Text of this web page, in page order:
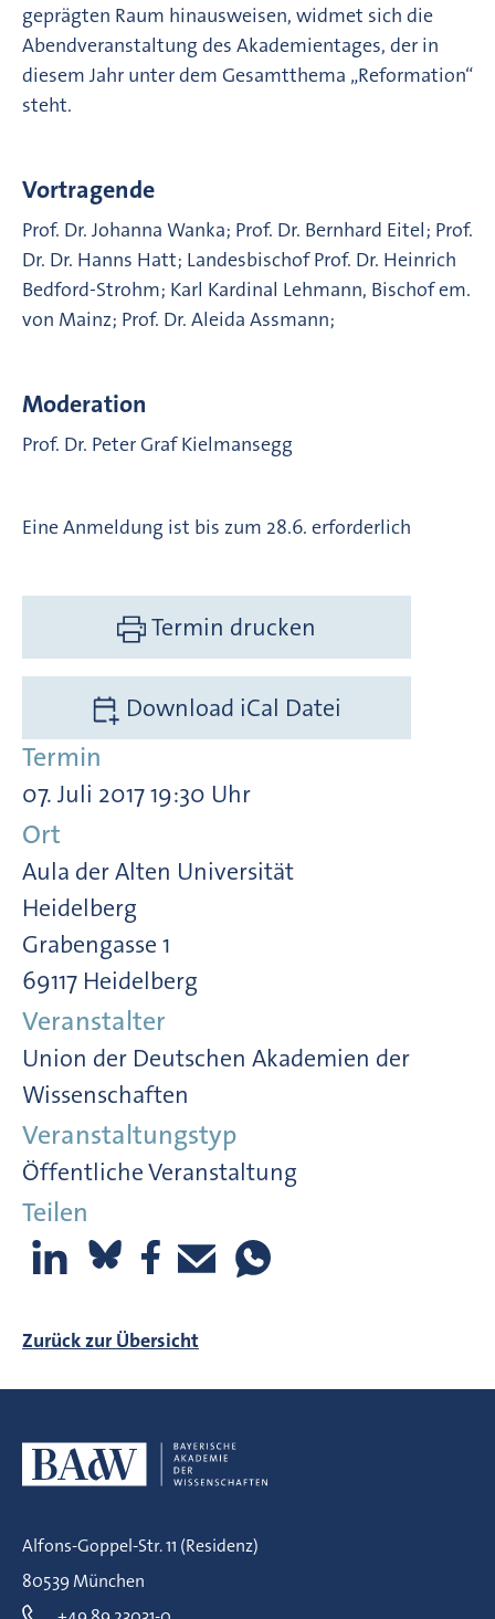
geprägten Raum hinausweisen, widmet sich die
Abendveranstaltung des Akademientages, der in
diesem Jahr unter dem Gesamtthema „Reformation“
steht.
Vortragende
Prof. Dr. Johanna Wanka; Prof. Dr. Bernhard Eitel; Prof.
Dr. Dr. Hanns Hatt; Landesbischof Prof. Dr. Heinrich
Bedford-Strohm; Karl Kardinal Lehmann, Bischof em.
von Mainz; Prof. Dr. Aleida Assmann;
Moderation
Prof. Dr. Peter Graf Kielmansegg
Eine Anmeldung ist bis zum 28.6. erforderlich
Termin drucken
Download iCal Datei
Termin
07. Juli 2017 19:30 Uhr
Ort
Aula der Alten Universität
Heidelberg
Grabengasse 1
69117 Heidelberg
Veranstalter
Union der Deutschen Akademien der
Wissenschaften
Veranstaltungstyp
Öffentliche Veranstaltung
Teilen
Zurück zur Übersicht
Alfons-Goppel-Str. 11 (Residenz)
80539 München